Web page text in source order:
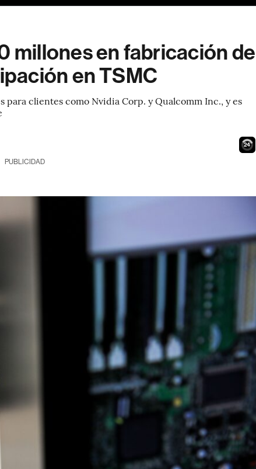
millones en fabricación de
en TSMC
clientes como Nvidia Corp. y Qualcomm Inc., y es
23
PUBLICIDAD